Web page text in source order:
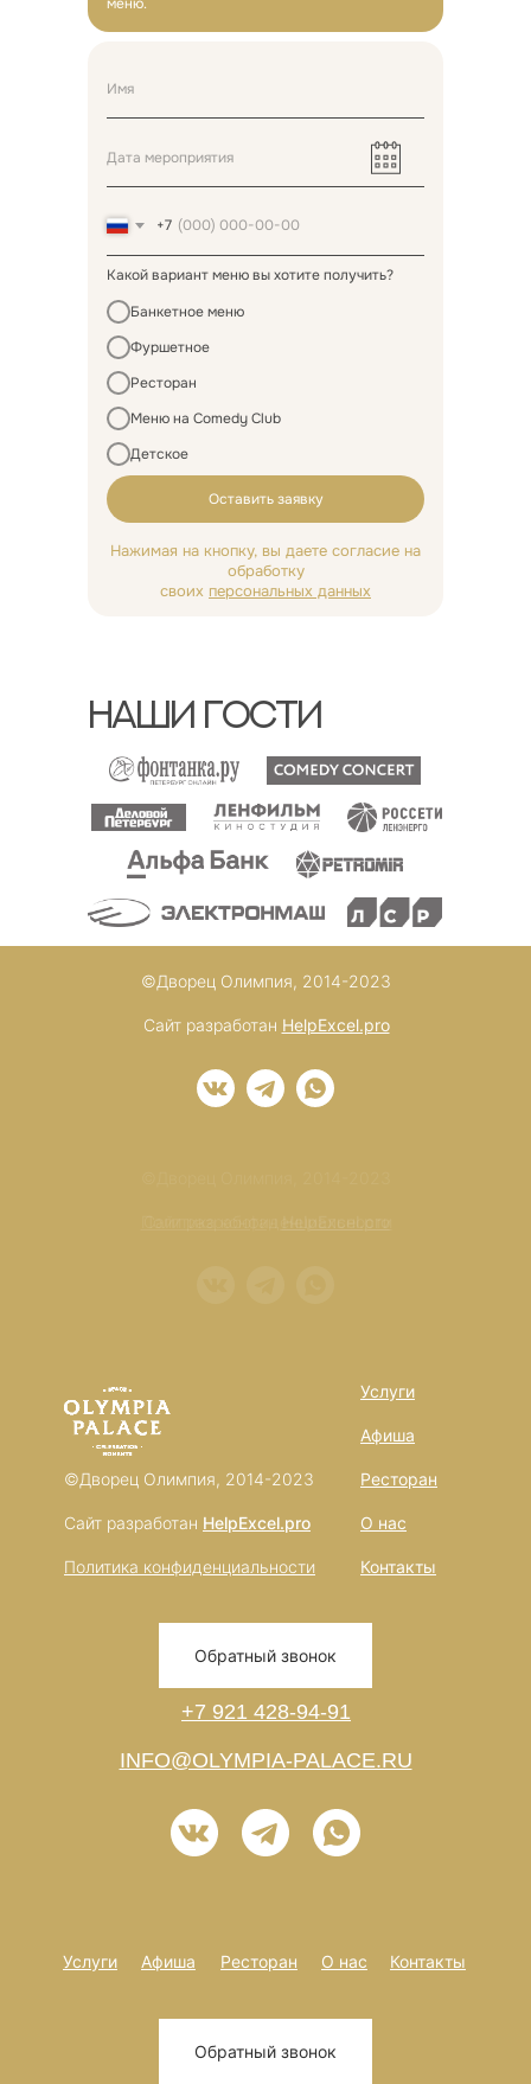
+7
Какой вариант меню вы хотите получить?
Банкетное меню
Фуршетное
Ресторан
Меню на Comedy Club
Детское
Оставить заявку
Нажимая на кнопку, вы даете согласие на
обработку
своих персональных данных
НАШИ ГОСТИ
©Дворец Олимпия, 2014-2023
Сайт разработан HelpExcel.pro
Сайт разработан HelpExcel.pro
Политика конфиденциальности
+7 921 428-94-91
©Дворец Олимпия, 2014-2023
Услуги
Афиша
Ресторан
О нас
Контакты
Сайт разработан HelpExcel.pro
INFO@OLYMPIA-PALACE.RU
Обратный звонок
Политика конфиденциальности
Услуги Афиша Ресторан О нас Контакты
Обратный звонок